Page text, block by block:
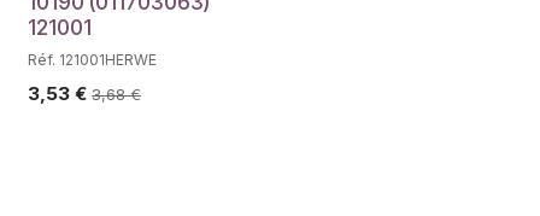
121001
Réf. 121001HERWE
3,53 € 3,68€